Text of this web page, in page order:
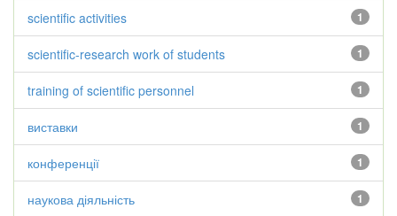
1
scientific activities
1
scientific-research work of students
1
training of scientific personnel
1
виставки
1
конференції
1
наукова діяльність